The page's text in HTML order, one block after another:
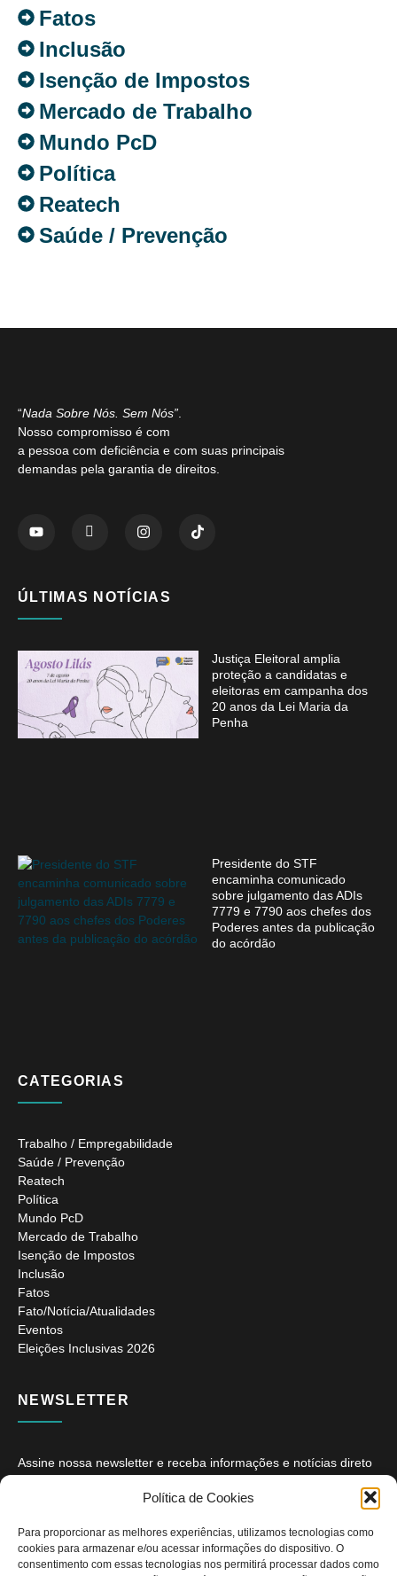
Política de Cookies
Para proporcionar as melhores experiências, utilizamos tecnologias como
cookies para armazenar e/ou acessar informações do dispositivo. O
consentimento com essas tecnologias nos permitirá processar dados como
Fatos
Inclusão
Isenção de Impostos
Mercado de Trabalho
Mundo PcD
Política
Reatech
Saúde / Prevenção
“Nada Sobre Nós. Sem Nós”
Nosso compromisso é com
a pessoa com deficiência e com suas principais
demandas pela garantia de direitos.
ÚLTIMAS NOTÍCIAS
Justiça Eleitoral amplia
proteção a candidatas e
eleitoras em campanha dos
20 anos da Lei Maria da
Penha
Presidente do STF
encaminha comunicado
sobre julgamento das ADIs
7779 e 7790 aos chefes dos
Poderes antes da publicação
do acórdão
CATEGORIAS
Trabalho / Empregabilidade
Saúde / Prevenção
Reatech
Política
Mundo PcD
Mercado de Trabalho
Isenção de Impostos
Inclusão
Fatos
Fato/Notícia/Atualidades
Eventos
Eleições Inclusivas 2026
NEWSLETTER
Assine nossa newsletter e receba informações e notícias direto